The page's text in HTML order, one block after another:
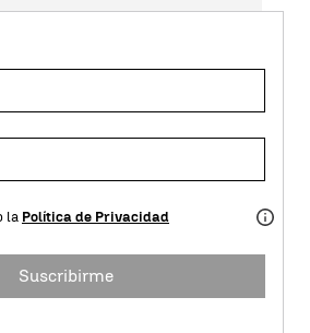
la Política de Privacidad
Suscribirme